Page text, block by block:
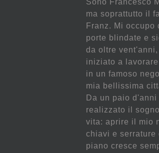
Sono Francesco
ma soprattutto il
Franz. Mi occupo
porte blindate e
da oltre
iniziato a
in un famoso
mia bellissima
Da un paio d'anni
realizzato il
vita: aprire il mio
chiavi e serrature
piano cresce